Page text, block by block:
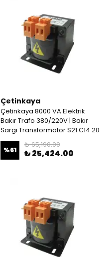
Çetinkaya
Çetinkaya 8000 VA Elektrik
Bakır Trafo 380/220V | Bakır
Sargı Transformatör S21 C14 20
%61
₺ 65,190.00
₺ 25,424.00